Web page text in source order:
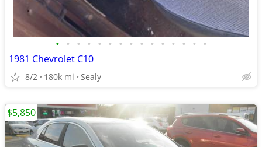
• • • • • • • • • • • • • • •
1981 Chevrolet C10
8/2 180k mi Sealy
$5,850